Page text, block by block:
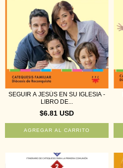
SEGUIR A JESÚS EN SU IGLESIA -
LIBRO DE...
$6.81 USD